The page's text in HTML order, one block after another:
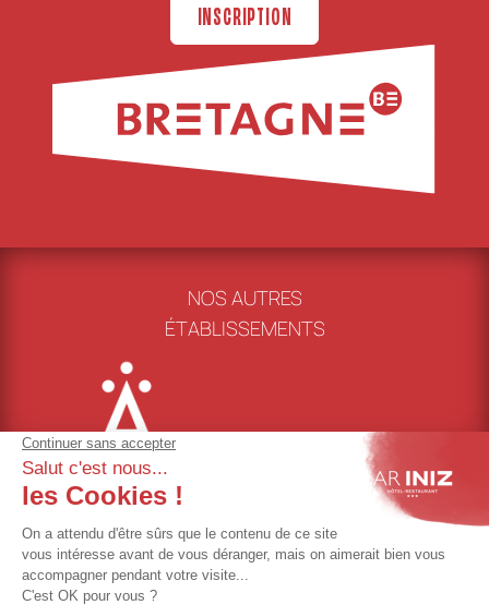
INSCRIPTION
NOS AUTRES
ÉTABLISSEMENTS